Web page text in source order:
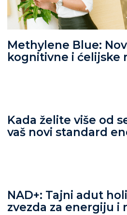
Methylene Blue:
kognitivne i ćelijske
Kada želite više od
vaš novi standard
NAD+: Tajni adut
zvezda za energiju i